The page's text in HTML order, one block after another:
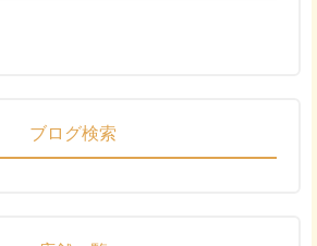
ブログ検索